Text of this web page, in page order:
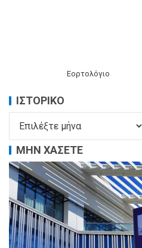
Εορτολόγιο
ΙΣΤΟΡΙΚΌ
ΜΗΝ ΧΑΣΕΤΕ